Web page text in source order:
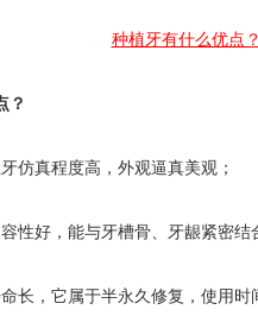
种植牙有什么优点
？
真程度高，外观逼真美观；
好，能与牙槽骨、牙龈紧密结
，它属于半永久修复，使用时